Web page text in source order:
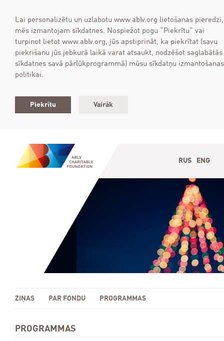
Lai personalizētu un uzlabotu www.ablv.org lietošanas pieredzi,
mēs izmantojam sīkdatnes. Nospiežot pogu “Piekrītu” vai
turpinot lietot www.ablv.org, jūs apstiprināt, ka piekrītat (savu
piekrišanu jūs jebkurā laikā varat atsaukt, nodzēšot saglabātās
sīkdatnes savā pārlūkprogrammā) mūsu sīkdatņu izmantošanas
politikai.
Piekrītu Vairāk
RUS ENG
ZIŅAS PAR FONDU PROGRAMMAS
PROGRAMMAS